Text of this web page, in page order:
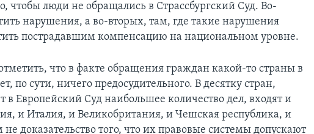
чтобы люди не обращались в Страссбургский Суд. Во-
нарушения, а во-вторых, там, где такие нарушения
пострадавшим компенсацию на национальном уровне.
что в факте обращения граждан какой-то страны в
по сути, ничего предосудительного. В десятку стран,
в Европейский Суд наибольшее количество дел, входят и
и Италия, и Великобритания, и Чешская республика, и
доказательство того, что их правовые системы допускают